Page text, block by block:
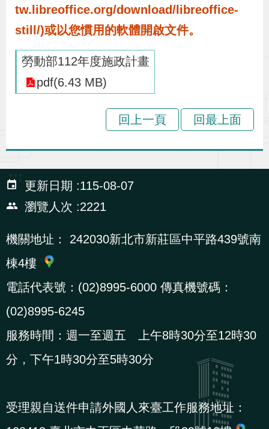
業
申
辦
宣
專
區
關
連
結
網
民
文
統
E
回
R
tw.libreoffice.org/download/libreoffice-
still/)或以您慣用的軟體開啟文件。
勞動部112年度施政計畫
pdf(6.43 MB)
回上一頁 回最上面
:::
更新日期
115-08-07
瀏覽人次
2221
機關地址：
242030新北市新莊區中平路439號南
棟4樓
電話代表號：(02)8995-6000 傳真機號碼：
(02)8995-6245
服務時間：週一至週五 上午8時30分至12時30
分，下午1時30分至5時30分
受理親自送件申請外國人來臺工作服務地址：